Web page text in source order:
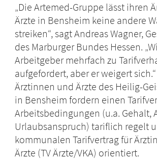
„Die Artemed-Gruppe lässt ihren
Ärzte in Bensheim keine andere
streiken“, sagt Andreas Wagner,
des Marburger Bundes Hessen.
Arbeitgeber mehrfach zu
aufgefordert, aber er weigert
Ärztinnen und Ärzte des Heilig-
in Bensheim fordern einen
Arbeitsbedingungen (u.a. Gehalt,
Urlaubsanspruch) tariflich regelt
kommunalen Tarifvertrag für
Ärzte (TV Ärzte/VKA) orientiert.